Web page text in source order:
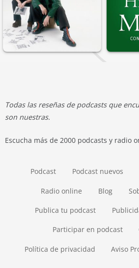
Todas las reseñas de podcasts que
son nuestras.
Escucha más de 2000 podcasts y radio
Podcast Podcast nuevos
Radio online Blog
Publica tu podcast
Participar en podcast
Política de privacidad Aviso